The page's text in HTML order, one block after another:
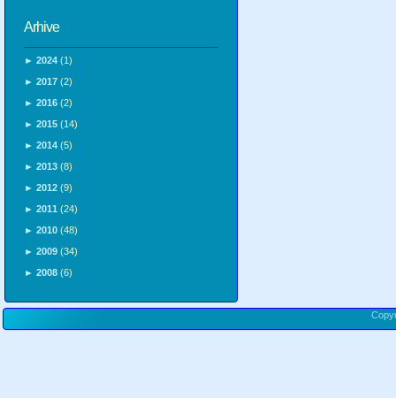
Arhive
► 2024 (1)
► 2017 (2)
► 2016 (2)
► 2015 (14)
► 2014 (5)
► 2013 (8)
► 2012 (9)
► 2011 (24)
► 2010 (48)
► 2009 (34)
► 2008 (6)